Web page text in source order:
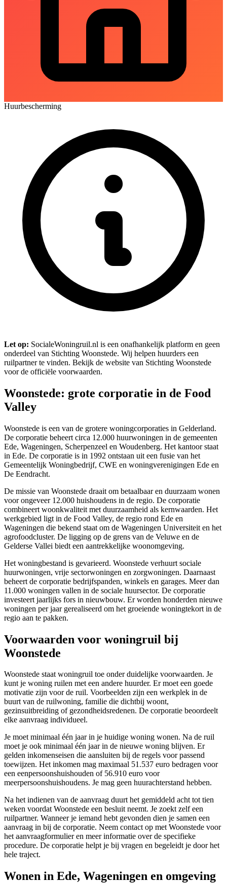
Huurbescherming
Let op: SocialeWoningruil.nl is een onafhankelijk platform en geen
onderdeel van Stichting Woonstede. Wij helpen huurders een
ruilpartner te vinden. Bekijk de website van Stichting Woonstede
voor de officiële voorwaarden.
Woonstede: grote corporatie in de Food
Valley
Woonstede is een van de grotere woningcorporaties in Gelderland.
De corporatie beheert circa 12.000 huurwoningen in de gemeenten
Ede, Wageningen, Scherpenzeel en Woudenberg. Het kantoor staat
in Ede. De corporatie is in 1992 ontstaan uit een fusie van het
Gemeentelijk Woningbedrijf, CWE en woningverenigingen Ede en
De Eendracht.
De missie van Woonstede draait om betaalbaar en duurzaam wonen
voor ongeveer 12.000 huishoudens in de regio. De corporatie
combineert woonkwaliteit met duurzaamheid als kernwaarden. Het
werkgebied ligt in de Food Valley, de regio rond Ede en
Wageningen die bekend staat om de Wageningen Universiteit en het
agrofoodcluster. De ligging op de grens van de Veluwe en de
Gelderse Vallei biedt een aantrekkelijke woonomgeving.
Het woningbestand is gevarieerd. Woonstede verhuurt sociale
huurwoningen, vrije sectorwoningen en zorgwoningen. Daarnaast
beheert de corporatie bedrijfspanden, winkels en garages. Meer dan
11.000 woningen vallen in de sociale huursector. De corporatie
investeert jaarlijks fors in nieuwbouw. Er worden honderden nieuwe
woningen per jaar gerealiseerd om het groeiende woningtekort in de
regio aan te pakken.
Voorwaarden voor woningruil bij
Woonstede
Woonstede staat woningruil toe onder duidelijke voorwaarden. Je
kunt je woning ruilen met een andere huurder. Er moet een goede
motivatie zijn voor de ruil. Voorbeelden zijn een werkplek in de
buurt van de ruilwoning, familie die dichtbij woont,
gezinsuitbreiding of gezondheidsredenen. De corporatie beoordeelt
elke aanvraag individueel.
Je moet minimaal één jaar in je huidige woning wonen. Na de ruil
moet je ook minimaal één jaar in de nieuwe woning blijven. Er
gelden inkomenseisen die aansluiten bij de regels voor passend
toewijzen. Het inkomen mag maximaal 51.537 euro bedragen voor
een eenpersoonshuishouden of 56.910 euro voor
meerpersoonshuishoudens. Je mag geen huurachterstand hebben.
Na het indienen van de aanvraag duurt het gemiddeld acht tot tien
weken voordat Woonstede een besluit neemt. Je zoekt zelf een
ruilpartner. Wanneer je iemand hebt gevonden dien je samen een
aanvraag in bij de corporatie. Neem contact op met Woonstede voor
het aanvraagformulier en meer informatie over de specifieke
procedure. De corporatie helpt je bij vragen en begeleidt je door het
hele traject.
Wonen in Ede, Wageningen en omgeving